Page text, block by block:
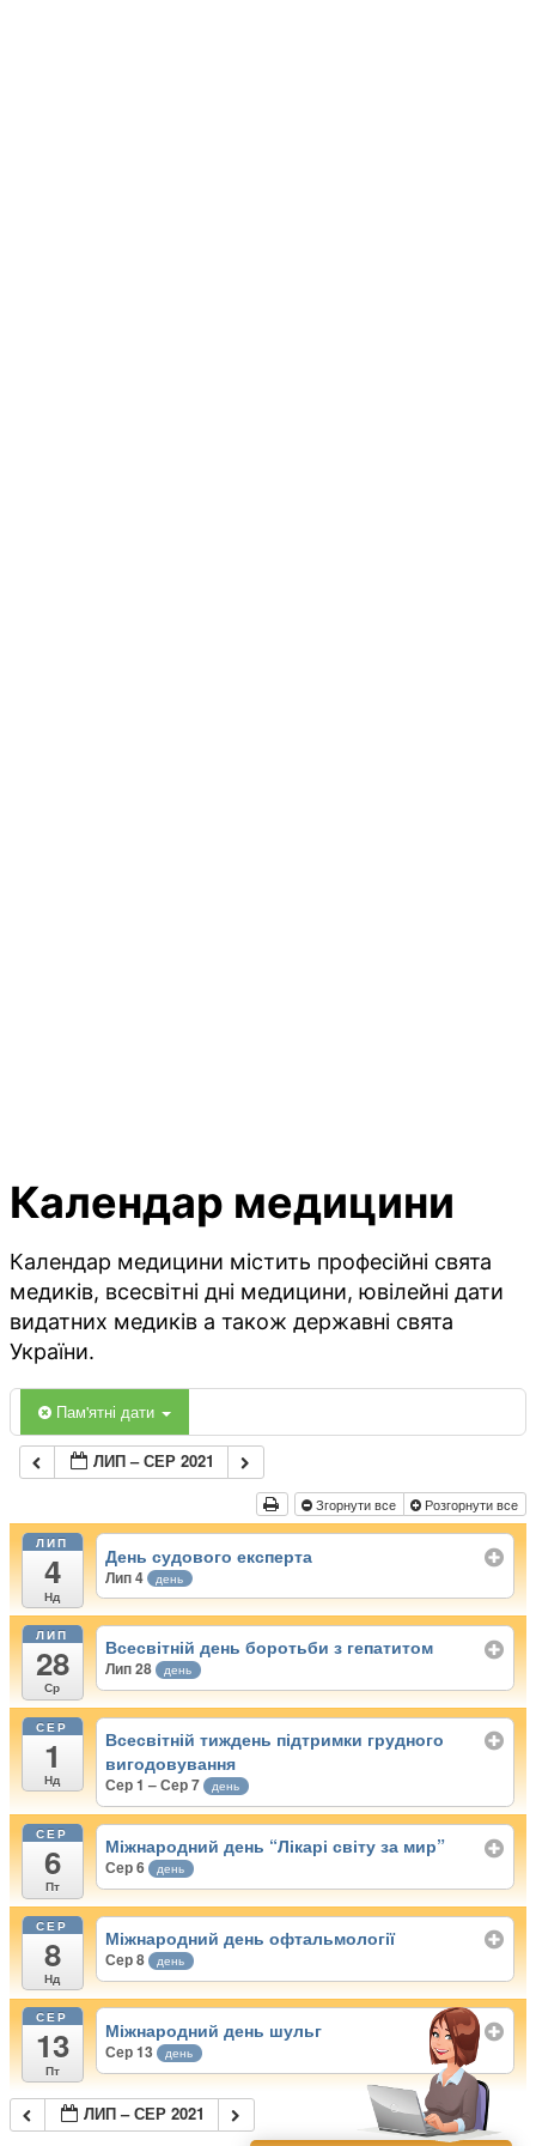
Календар медицини
Календар медицини містить професійні свята
медиків, всесвітні дні медицини, ювілейні дати
видатних медиків а також державні свята
України.
Пам'ятні дати
ЛИП – СЕР 2021
Згорнути все Розгорнути все
ЛИП
4
Нд
День судового експерта
Лип 4 день
ЛИП
28
Ср
Всесвітній день боротьби з гепатитом
Лип 28 день
СЕР
1
Нд
Всесвітній тиждень підтримки грудного
вигодовування
Сер 1 – Сер 7 день
СЕР
6
Пт
Міжнародний день “Лікарі світу за мир”
Сер 6 день
СЕР
8
Нд
Міжнародний день офтальмології
Сер 8 день
СЕР
13
Пт
Міжнародний день шульг
Сер 13 день
ЛИП – СЕР 2021